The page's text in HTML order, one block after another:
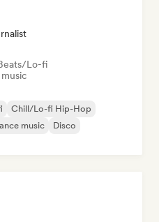
Lo-fi
Chill/Lo-fi Hip-Hop
music
Disco